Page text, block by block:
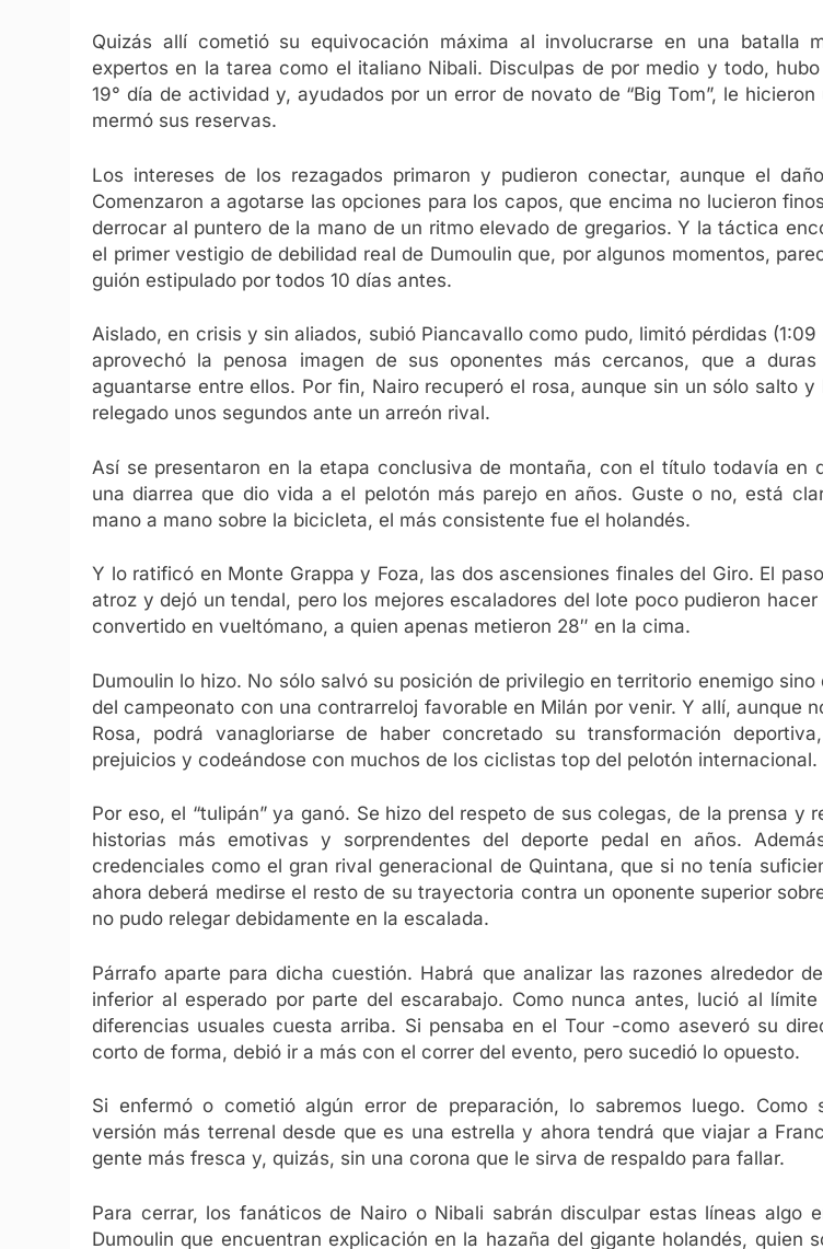
Quizás allí cometió su equivocación máxima al involucrarse en una batalla
expertos en la tarea como el italiano Nibali. Disculpas de por medio y todo,
19° día de actividad y, ayudados por un error de novato de “Big Tom”, le hicieron
mermó sus reservas.
Los intereses de los rezagados primaron y pudieron conectar, aunque el
Comenzaron a agotarse las opciones para los capos, que encima no lucieron
derrocar al puntero de la mano de un ritmo elevado de gregarios. Y la táctica
el primer vestigio de debilidad real de Dumoulin que, por algunos momentos,
guión estipulado por todos 10 días antes.
Aislado, en crisis y sin aliados, subió Piancavallo como pudo, limitó pérdidas
aprovechó la penosa imagen de sus oponentes más cercanos, que a duras
aguantarse entre ellos. Por fin, Nairo recuperó el rosa, aunque sin un sólo salto y
relegado unos segundos ante un arreón rival.
Así se presentaron en la etapa conclusiva de montaña, con el título todavía en
una diarrea que dio vida a el pelotón más parejo en años. Guste o no, está
mano a mano sobre la bicicleta, el más consistente fue el holandés.
Y lo ratificó en Monte Grappa y Foza, las dos ascensiones finales del Giro. El
atroz y dejó un tendal, pero los mejores escaladores del lote poco pudieron
convertido en vueltómano, a quien apenas metieron 28″ en la cima.
Dumoulin lo hizo. No sólo salvó su posición de privilegio en territorio enemigo sino
del campeonato con una contrarreloj favorable en Milán por venir. Y allí, aunque
Rosa, podrá vanagloriarse de haber concretado su transformación
prejuicios y codeándose con muchos de los ciclistas top del pelotón internacional.
Por eso, el “tulipán” ya ganó. Se hizo del respeto de sus colegas, de la prensa y
historias más emotivas y sorprendentes del deporte pedal en años.
credenciales como el gran rival generacional de Quintana, que si no tenía
ahora deberá medirse el resto de su trayectoria contra un oponente superior
no pudo relegar debidamente en la escalada.
Párrafo aparte para dicha cuestión. Habrá que analizar las razones alrededor
inferior al esperado por parte del escarabajo. Como nunca antes, lució al
diferencias usuales cuesta arriba. Si pensaba en el Tour -como aseveró su
corto de forma, debió ir a más con el correr del evento, pero sucedió lo opuesto.
Si enfermó o cometió algún error de preparación, lo sabremos luego. Como
versión más terrenal desde que es una estrella y ahora tendrá que viajar a
gente más fresca y, quizás, sin una corona que le sirva de respaldo para fallar.
Para cerrar, los fanáticos de Nairo o Nibali sabrán disculpar estas líneas algo
Dumoulin que encuentran explicación en la hazaña del gigante holandés, quien